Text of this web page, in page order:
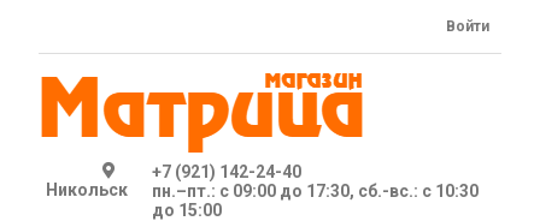
Никольск
+7 (921) 142-24-40
пн.–пт.: с 09:00 до 17:30, сб.-вс.: с 10:30
до 15:00
Войти